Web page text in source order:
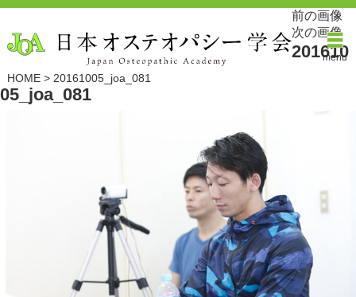
menu
HOME> 20161005_joa_081
前の画像
次の画像
201610
05_joa_081